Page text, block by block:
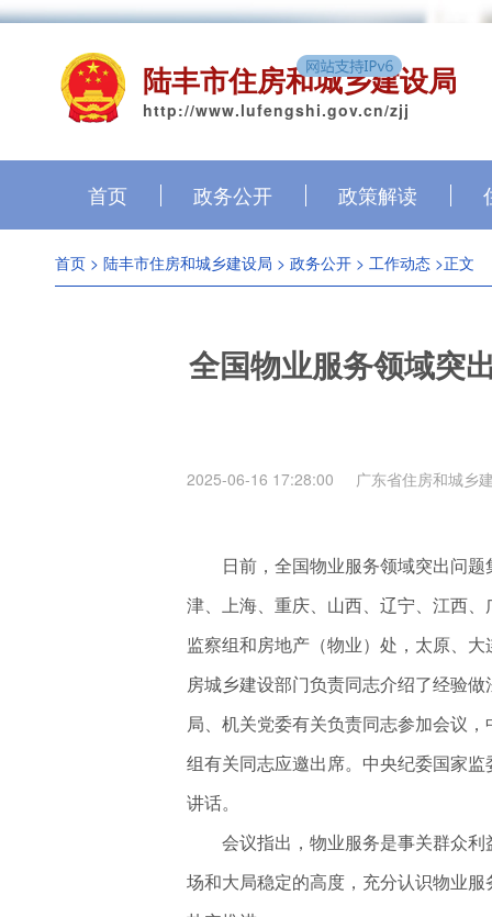
陆丰市住房和城乡建设局
http://www.lufengshi.gov.cn/zjj
首页 政务公开 政策解读
首页 > 陆丰市住房和城乡建设局 > 政务公开 > 工作动态 >正文
全国物业服务领域突
2025-06-16 17:28:00 广东省住房和城乡
日前，全国物业服务领域突出问题
津、上海、重庆、山西、辽宁、江西
监察组和房地产（物业）处，太原、
房城乡建设部门负责同志介绍了经验
局、机关党委有关负责同志参加会议
组有关同志应邀出席。中央纪委国家
讲话。
会议指出，物业服务是事关群众利
场和大局稳定的高度，充分认识物业